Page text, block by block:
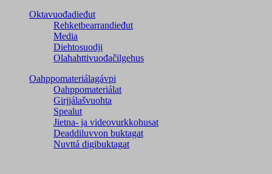
Oktavuođadieđut
Rehketbearrandieđut
Media
Diehtosuodji
Olahahttivuođačilgehus
Oahppomateriálagávpi
Oahppomateriálat
Girjjálašvuohta
Spealut
Jietna- ja videovurkkohusat
Deaddiluvvon buktagat
Nuvttá digibuktagat